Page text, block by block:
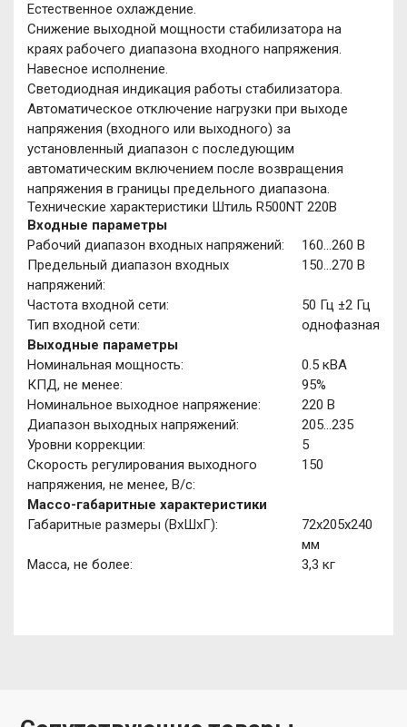
Естественное охлаждение.
Снижение выходной мощности стабилизатора на
краях рабочего диапазона входного напряжения.
Навесное исполнение.
Светодиодная индикация работы стабилизатора.
Автоматическое отключение нагрузки при выходе
напряжения (входного или выходного) за
установленный диапазон с последующим
автоматическим включением после возвращения
напряжения в границы предельного диапазона.
Технические характеристики Штиль R500NТ 220В
Входные параметры
Рабочий диапазон входных напряжений:
160…260 В
Предельный диапазон входных
напряжений:
150…270 В
Частота входной сети:
50 Гц ±2 Гц
Тип входной сети:
однофазная
Выходные параметры
Номинальная мощность:
0.5 кВА
КПД, не менее:
95%
Номинальное выходное напряжение:
220 В
Диапазон выходных напряжений:
205…235
Уровни коррекции:
5
Скорость регулирования выходного
напряжения, не менее, В/с:
150
Массо-габаритные характеристики
Габаритные размеры (ВхШхГ):
72х205х240
мм
Масса, не более:
3,3 кг